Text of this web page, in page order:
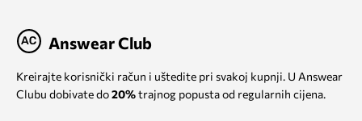
Answear Club
Kreirajte korisnički račun i uštedite pri svakoj kupnji. U Answear
Clubu dobivate do20%trajnog popusta od regularnih cijena.